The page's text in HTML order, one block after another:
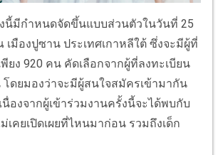
นี้มีกำหนดจัดขึ้นแบบส่วนตัวในวันที่ 25
มืองปูซาน ประเทศเกาหลีใต้ ซึ่งจะมีผู้ที่
พียง 920 คน คัดเลือกจากผู้ที่ลงทะเบียน
โดยมองว่าจะมีผู้สนใจสมัครเข้ามากัน
องจากผู้เข้าร่วมงานครั้งนี้จะได้พบกับ
เคยเปิดเผยที่ไหนมาก่อน รวมถึงเด็ก